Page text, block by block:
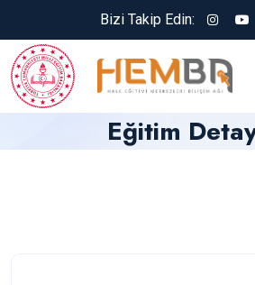
Bizi Takip Edin:
Eğitim